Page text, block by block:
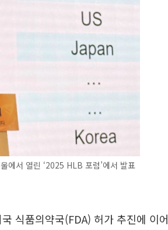
에서 열린 ‘2025 HLB 포럼’에서 발표
식품의약국(FDA) 허가 추진에 이어